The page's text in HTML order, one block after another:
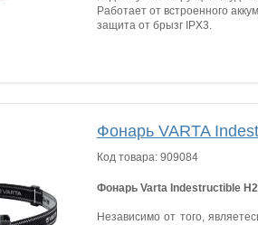
Работает от встроенного
защита от брызг IPX3.
Фонарь VARTA
Код товара: 909084
Фонарь Varta Indestructible
Независимо от того,